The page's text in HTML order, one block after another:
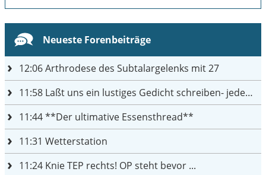
Neueste Forenbeiträge
12:06Arthrodese des Subtalargelenks mit 27
11:58 Laßt uns ein lustiges Gedicht schreiben- jeder einen Satz
11:44**Der ultimative Essensthread**
11:31 Wetterstation
11:24 Knie TEP rechts! OP steht bevor ...